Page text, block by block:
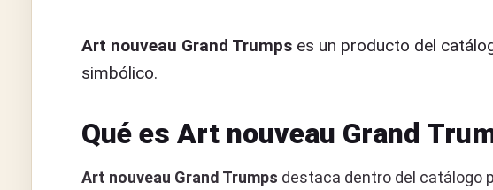
Art nouveau Grand Trumps es un producto del
simbólico.
Qué es Art nouveau Grand
Art nouveau Grand Trumps destaca dentro del catálogo